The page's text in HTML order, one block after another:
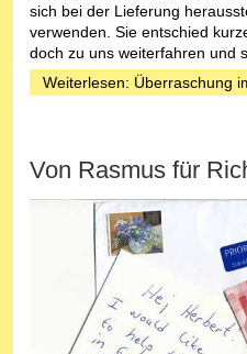
sich bei der Lieferung
verwenden. Sie entschied
doch zu uns weiterfahren und
Weiterlesen: Überraschung
Von Rasmus für